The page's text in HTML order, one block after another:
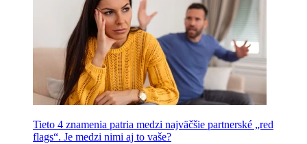
Tieto 4 znamenia patria medzi najväčšie partnerské „red
flags“. Je medzi nimi aj to vaše?